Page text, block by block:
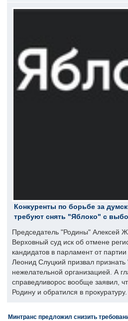
Конкуренты по борьбе за
требуют снять "Яблоко" с
Председатель "Родины" Алексей
Верховный суд иск об отмене
кандидатов в парламент от
Леонид Слуцкий призвал признать
нежелательной организацией. А
справедливорос вообще заявил,
Родину и обратился в прокуратуру.
Минтранс предложил снизить